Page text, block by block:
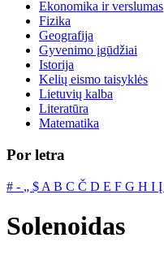
Ekonomika ir verslumas
Fizika
Geografija
Gyvenimo įgūdžiai
Istorija
Kelių eismo taisyklės
Lietuvių kalba
Literatūra
Matematika
Por letra
# ‐ „ $ A B C Č D E F G H I Į
Solenoidas